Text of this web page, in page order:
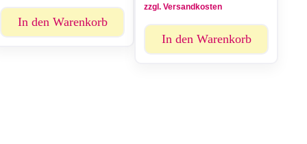
In den Warenkorb
zzgl. Versandkosten
In den Warenkorb